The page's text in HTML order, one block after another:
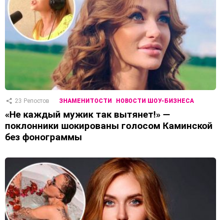
23 Репостов ЗНАМЕНИТОСТИ НОВОСТИ ШОУ-БИЗНЕСА
«Не каждый мужик так вытянет!» —
поклонники шокированы голосом Каминской
без фонограммы